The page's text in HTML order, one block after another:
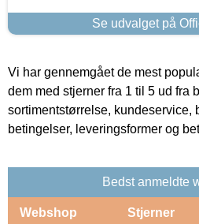
Se udvalget på
Vi har gennemgået de mest
dem med stjerner fra 1 til 5 ud fra
sortimentstørrelse, kundeservice,
betingelser, leveringsformer og
Bedst anmeldte
Webshop Stjerner